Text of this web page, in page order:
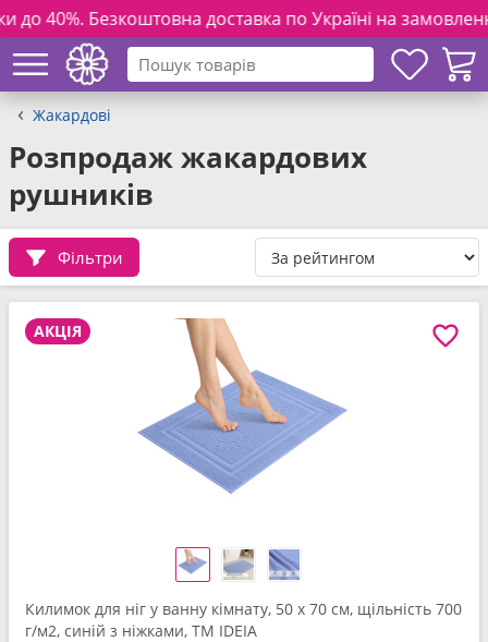
доставка по Україні на замовлення від 3000
Жакардові
Розпродаж жакардових
рушників
Фільтри
АКЦІЯ
Килимок для ніг у ванну кімнату, 50 x 70 см, щільність 700
г/м2, синій з ніжками, ТМ IDEIA